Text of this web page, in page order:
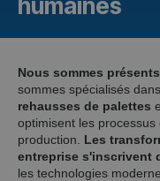
Nous sommes
sommes spécialisés
rehausses de palettes
optimisent les
production. Les
entreprise s'inscrivent
les technologies